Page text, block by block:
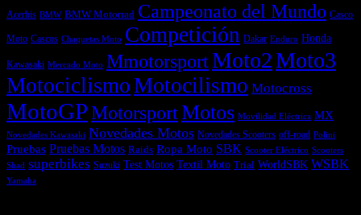
Acerbis BMW BMW Motorrad Campeonato del Mundo Casco
Moto Cascos Chaquetas Moto Competición Dakar Enduro Honda
Kawasaki Mercado Moto MmotorsportMoto2Moto3
MotociclismoMotocilismo Motocross
MotoGPMotorsportMotos Movilidad Eléctrica MX
Novedades Kawasaki Novedades Motos Novedades Scooters off-road Polini
Pruebas Pruebas Motos Raids Ropa Moto SBK Scooter Eléctrico Scooters
Shad superbikes Suzuki Test Motos Textil Moto Trial WorldSBK WSBK
Yamaha